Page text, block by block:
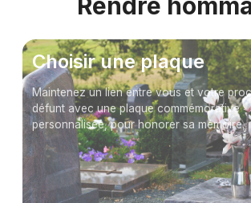
Choisir une plaque
Maintenez un lien entre vous et votre
défunt avec une plaque commémorative
personnalisée, pour honorer sa mémoire.